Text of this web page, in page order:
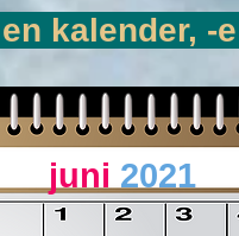
en kalender, -e
juni 2021